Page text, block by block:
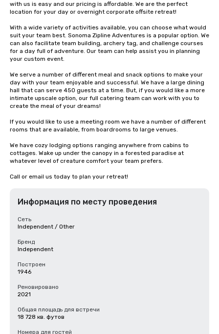
with us is easy and our pricing is affordable. We are the perfect
location for your day or overnight corporate offsite retreat!
With a wide variety of activities available, you can choose what would
suit your team best. Sonoma Zipline Adventures is a popular option. We
can also facilitate team building, archery tag, and challenge courses
for a day full of adventure. Our team can help assist you in planning
your custom event.
We serve a number of different meal and snack options to make your
day with your team enjoyable and successful. We have a large dining
hall that can serve 450 guests at a time. But, if you would like a more
intimate upscale option, our full catering team can work with you to
create the meal of your dreams!
If you would like to use a meeting room we have a number of different
rooms that are available, from boardrooms to large venues.
We have cozy lodging options ranging anywhere from cabins to
cottages. Wake up under the canopy in a forested paradise at
whatever level of creature comfort your team prefers.
Call or email us today to plan your retreat!
Информация по месту проведения
Сеть
Independent / Other
Бренд
Independent
Построен
1946
Реновировано
2021
Общая площадь для встречи
18 728 кв. футов
Номера для гостей